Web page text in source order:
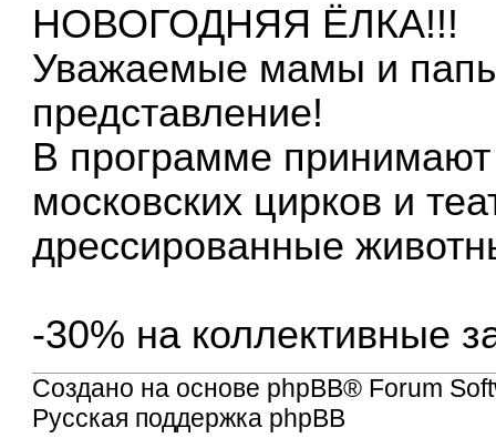
НОВОГОДНЯЯ ЁЛКА!!!
Уважаемые мамы и
представление!
В программе принимают
московских цирков и
дрессированные
-30% на коллективные
Создано на основе phpBB® Forum
Русская поддержка phpBB